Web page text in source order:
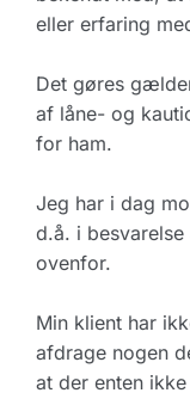
eller erfaring
Det gøres
af låne- og
for ham.
Jeg har i dag
d.å. i
ovenfor.
Min klient har
afdrage nogen
at der enten